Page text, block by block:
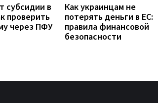
субсидии в
проверить
через ПФУ
Как украинцам не
потерять деньги в ЕС:
правила финансовой
безопасности